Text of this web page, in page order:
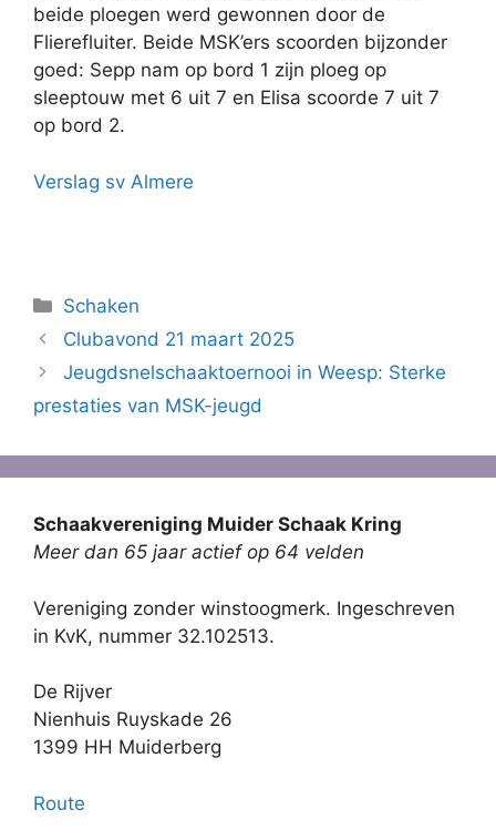
beide ploegen werd gewonnen door de
Flierefluiter. Beide MSK’ers scoorden bijzonder
goed: Sepp nam op bord 1 zijn ploeg op
sleeptouw met 6 uit 7 en Elisa scoorde 7 uit 7
op bord 2.
Verslag sv Almere
Categorieën
Schaken
Clubavond 21 maart 2025
Jeugdsnelschaaktoernooi in Weesp: Sterke
prestaties van MSK-jeugd
Schaakvereniging Muider Schaak Kring
Meer dan 65 jaar actief op 64 velden
Vereniging zonder winstoogmerk. Ingeschreven
in KvK, nummer 32.102513.
De Rijver
Nienhuis Ruyskade 26
1399 HH Muiderberg
Route